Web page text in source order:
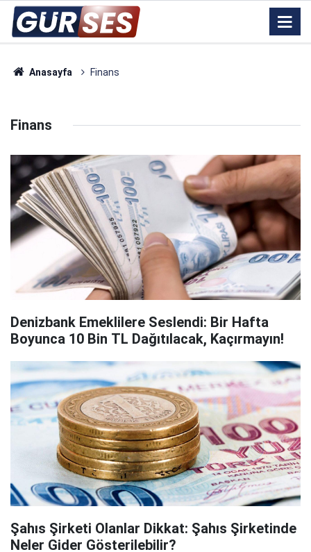
Anasayfa Finans
Finans
Denizbank Emeklilere Seslendi: Bir Hafta
Boyunca 10 Bin TL Dağıtılacak, Kaçırmayın!
Şahıs Şirketi Olanlar Dikkat: Şahıs Şirketinde
Neler Gider Gösterilebilir?